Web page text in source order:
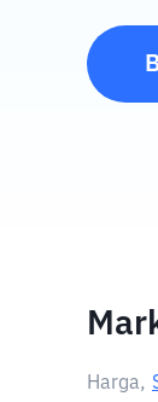
Harga,